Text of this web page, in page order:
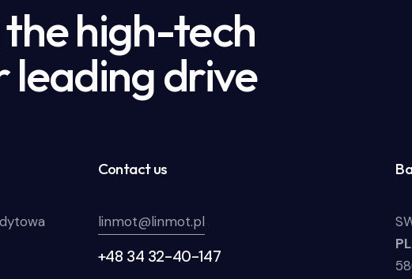
high-tech
drive
Contact us
linmot@linmot.pl
+48 34 32-40-147